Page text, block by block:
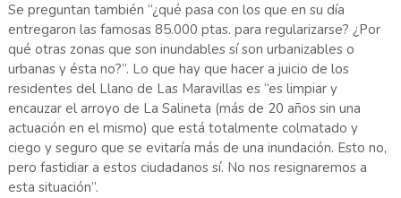
Se preguntan también “¿qué pasa con los que en su día
entregaron las famosas 85.000 ptas. para regularizarse? ¿Por
qué otras zonas que son inundables sí son urbanizables o
urbanas y ésta no?”. Lo que hay que hacer a juicio de los
residentes del Llano de Las Maravillas es “es limpiar y
encauzar el arroyo de La Salineta (más de 20 años sin una
actuación en el mismo) que está totalmente colmatado y
ciego y seguro que se evitaría más de una inundación. Esto no,
pero fastidiar a estos ciudadanos sí. No nos resignaremos a
esta situación”.